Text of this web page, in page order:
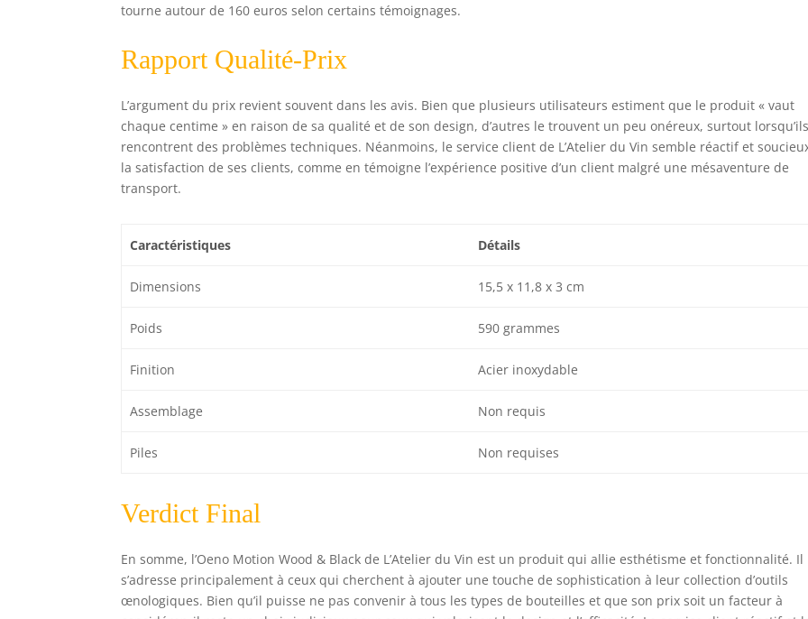
tourne autour de 160 euros selon certains témoignages.
Rapport Qualité-Prix
L’argument du prix revient souvent dans les avis. Bien que plusieurs utilisateurs estiment que le produit « vaut
chaque centime » en raison de sa qualité et de son design, d’autres le trouvent un peu onéreux, surtout
rencontrent des problèmes techniques. Néanmoins, le service client de L’Atelier du Vin semble réactif et
la satisfaction de ses clients, comme en témoigne l’expérience positive d’un client malgré une mésaventure de
transport.
Caractéristiques Détails
Dimensions 15,5 x 11,8 x 3 cm
Poids 590 grammes
Finition Acier inoxydable
Assemblage Non requis
Piles Non requises
Verdict Final
En somme, l’Oeno Motion Wood & Black de L’Atelier du Vin est un produit qui allie esthétisme et fonctionnalité. Il
s’adresse principalement à ceux qui cherchent à ajouter une touche de sophistication à leur collection d’outils
œnologiques. Bien qu’il puisse ne pas convenir à tous les types de bouteilles et que son prix soit un facteur à